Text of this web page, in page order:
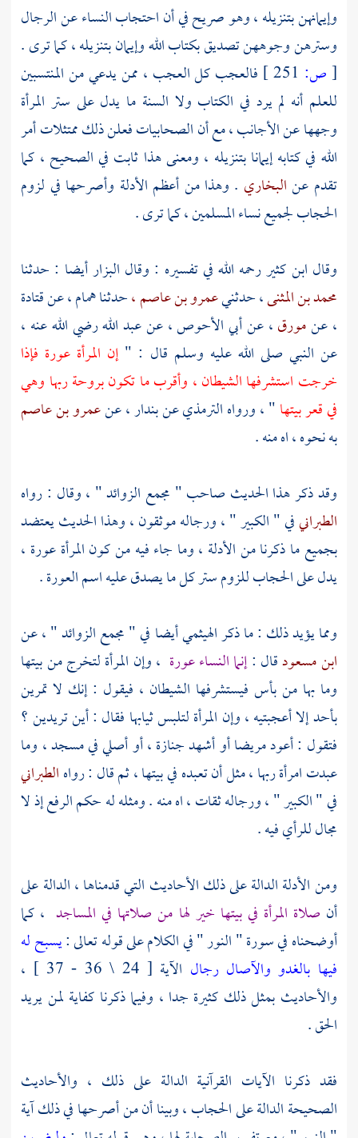
وإيمانهن بتنزيله ، وهو صريح في أن احتجاب النساء عن الرجال
وسترهن وجوههن تصديق بكتاب الله وإيمان بتنزيله ، كما ترى .
[ص:
فالعجب كل العجب ، ممن يدعي من المنتسبين
للعلم أنه لم يرد في الكتاب ولا السنة ما يدل على ستر المرأة
وجهها عن الأجانب ، مع أن الصحابيات فعلن ذلك ممتثلات أمر
الله في كتابه إيمانا بتنزيله ، ومعنى هذا ثابت في الصحيح ، كما
تقدم عنالبخاري . وهذا من أعظم الأدلة وأصرحها في لزوم
الحجاب لجميع نساء المسلمين ، كما ترى .
وقال ابن كثيررحمه الله في تفسيره : وقال البزارأيضا : حدثنا
محمد بن المثنى، حدثنيعمرو بن عاصم ،حدثناهمام، عنقتادة
، عنمورق، عنأبي الأحوص، عنعبد اللهرضي الله عنه ،
عن النبي صلى الله عليه وسلم قال : "إن المرأة عورة فإذا
خرجت استشرفها الشيطان ، وأقرب ما تكون بروحة ربها وهي
في قعر بيتها" ، ورواهالترمذيعنبندار، عنعمرو بن عاصم
به نحوه ، اه منه .
وقد ذكر هذا الحديث صاحب " مجمع الزوائد " ، وقال : رواه
الطبرانيفي " الكبير " ، ورجاله موثقون ، وهذا الحديث يعتضد
بجميع ما ذكرنا من الأدلة ، وما جاء فيه من كون المرأة عورة ،
يدل على الحجاب للزوم ستر كل ما يصدق عليه اسم العورة .
ومما يؤيد ذلك : ما ذكرالهيثميأيضا في " مجمع الزوائد " ، عن
ابن مسعودقال :إنما النساء عورة ، وإن المرأة لتخرج من بيتها
وما بها من بأس فيستشرفها الشيطان ، فيقول : إنك لا تمرين
بأحد إلا أعجبتيه ، وإن المرأة لتلبس ثيابها فقال : أين تريدين ؟
فتقول : أعود مريضا أو أشهد جنازة ، أو أصلي في مسجد ، وما
عبدت امرأة ربها ، مثل أن تعبده في بيتها ، ثم قال : رواهالطبراني
في " الكبير " ، ورجاله ثقات ، اه منه . ومثله له حكم الرفع إذ لا
مجال للرأي فيه .
ومن الأدلة الدالة على ذلك الأحاديث التي قدمناها ، الدالة على
أن صلاة المرأة في بيتها خير لها من صلاتها في المساجد ، كما
أوضحناه في سورة " النور " في الكلام على قوله تعالى :يسبح له
فيها بالغدو والآصال رجال
الآية [ 24 \ 36 - 37 ] ،
والأحاديث بمثل ذلك كثيرة جدا ، وفيما ذكرنا كفاية لمن يريد
الحق .
فقد ذكرنا الآيات القرآنية الدالة على ذلك ، والأحاديث
الصحيحة الدالة على الحجاب ، وبينا أن من أصرحها في ذلك آية